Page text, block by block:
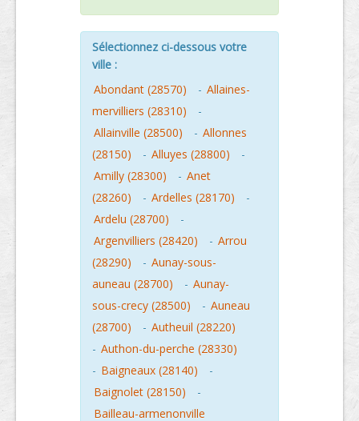
Sélectionnez ci-dessous votre
ville :
Abondant (28570)
- Allaines-
mervilliers (28310)
-
Allainville (28500)
- Allonnes
(28150)
- Alluyes (28800)
-
Amilly (28300)
- Anet
(28260)
- Ardelles (28170)
-
Ardelu (28700)
-
Argenvilliers (28420)
- Arrou
(28290)
- Aunay-sous-
auneau (28700)
- Aunay-
sous-crecy (28500)
- Auneau
(28700)
- Autheuil (28220)
- Authon-du-perche (28330)
- Baigneaux (28140)
-
Baignolet (28150)
-
Bailleau-armenonville